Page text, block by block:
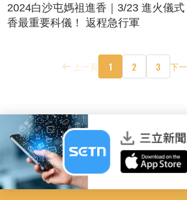
2024白沙屯媽祖進香｜3/23 進火儀
香最重要科儀！ 返程急行軍
上一頁 1 2 3 下